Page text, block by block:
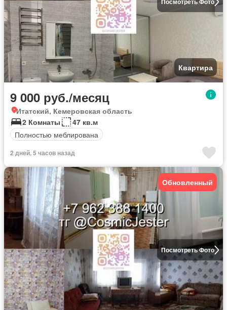
Квартира
9 000 руб./месяц
Итатский, Кемеровская область
2 Комнаты
47 кв.м
Полностью меблирована
2 дней, 5 часов назад
Посмотреть Фото
Обновленный